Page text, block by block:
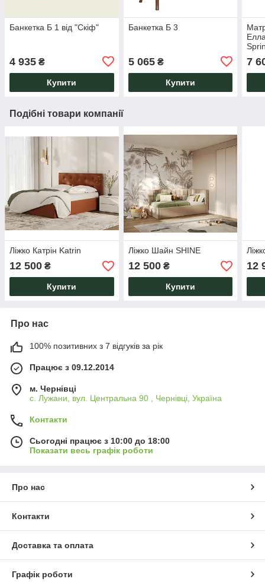
Банкетка Б 1 від "Скіф"
4 935 ₴
Купити
Банкетка Б 3
5 065₴
Купити
7
Подібні товари компанії
Ліжко Катрін Katrin
12 500 ₴
Купити
Ліжко Шайн SHINE
12 500₴
Купити
12
Про нас
100% позитивних з 7 відгуків за рік
Працює з 09.12.2014
м. Чернівці
с. Лужани, вул. Центральна 90 , Чернівці, Україна
Контакти
Сьогодні працює з 10:00 до 18:00
Показати весь графік роботи
Про нас
Контакти
Доставка та оплата
Графік роботи